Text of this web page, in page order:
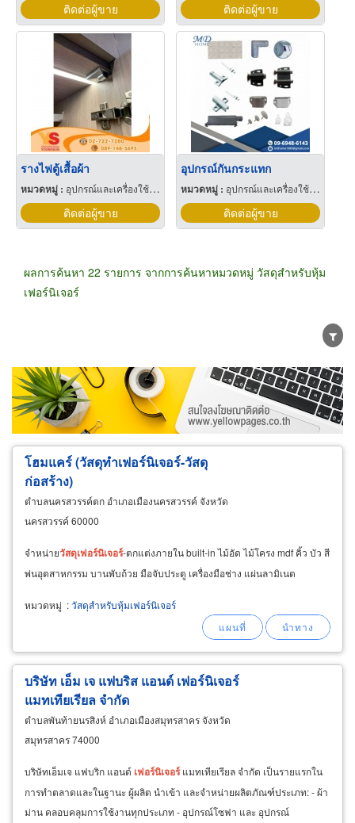
ติดต่อผู้ขาย ติดต่อผู้ขาย
รางไฟตู้เสื้อผ้า
หมวดหมู่ : อุปกรณ์และเครื่องใช้สำหรับผู้ผลิตเฟอร์นิเจอร์
ติดต่อผู้ขาย
อุปกรณ์กันกระแทก
หมวดหมู่ : อุปกรณ์และเครื่องใช้สำหรับผู้ผลิตเฟอร์นิเจอร์
ติดต่อผู้ขาย
ผลการค้นหา 22 รายการ จากการค้นหาหมวดหมู่ วัสดุสำหรับหุ้ม
เฟอร์นิเจอร์
ขายส่ง ขายปลีก ผู้ผลิต
ตัวแทนจัดจำหน่าย
ผู้ส่งออก/นำเข้า
ธุรกิจบริการ
โฮมแคร์ (วัสดุทำเฟอร์นิเจอร์-วัสดุ
ก่อสร้าง)
ตำบลนครสวรรค์ตก อำเภอเมืองนครสวรรค์ จังหวัด
นครสวรรค์ 60000
จำหน่ายวัสดุเฟอร์นิเจอร์-ตกแต่งภายใน built-in ไม้อัด ไม้โครง mdf คิ้ว บัว สี
พ่นอุตสาหกรรม บานพับถ้วย มือจับประตู เครื่องมือช่าง แผ่นลามิเนต
หมวดหมู่ :วัสดุสำหรับหุ้มเฟอร์นิเจอร์
บริษัท เอ็ม เจ แฟบริส แอนด์ เฟอร์นิเจอร์
แมทเทียเรียล จำกัด
ตำบลพันท้ายนรสิงห์ อำเภอเมืองสมุทรสาคร จังหวัด
สมุทรสาคร 74000
บริษัทเอ็มเจ แฟบริก แอนด์ เฟอร์นิเจอร์แมทเทียเรียล จำกัด เป็นรายแรกใน
การทำตลาดและในฐานะ ผู้ผลิต นำเข้า และจำหน่ายผลิตภัณฑ์ประเภท: - ผ้า
ม่าน คลอบคลุมการใช้งานทุกประเภท - อุปกรณ์โซฟา และ อุปกรณ์